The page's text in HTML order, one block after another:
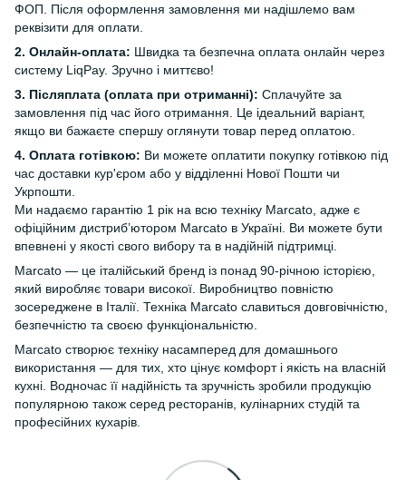
ФОП. Після оформлення замовлення ми надішлемо вам
реквізити для оплати.
2. Онлайн-оплата: Швидка та безпечна оплата онлайн через
систему LiqPay. Зручно і миттєво!
3. Післяплата (оплата при отриманні): Сплачуйте за
замовлення під час його отримання. Це ідеальний варіант,
якщо ви бажаєте спершу оглянути товар перед оплатою.
4. Оплата готівкою: Ви можете оплатити покупку готівкою під
час доставки кур'єром або у відділенні Нової Пошти чи
Укрпошти.
Ми надаємо гарантію 1 рік на всю техніку Marcato, адже є
офіційним дистриб’ютором Marcato в Україні. Ви можете бути
впевнені у якості свого вибору та в надійній підтримці.
Marcato — це італійський бренд із понад 90-річною історією,
який виробляє товари високої. Виробництво повністю
зосереджене в Італії. Техніка Marcato славиться довговічністю,
безпечністю та своєю функціональністю.
Marcato створює техніку насамперед для домашнього
використання — для тих, хто цінує комфорт і якість на власній
кухні. Водночас її надійність та зручність зробили продукцію
популярною також серед ресторанів, кулінарних студій та
професійних кухарів.